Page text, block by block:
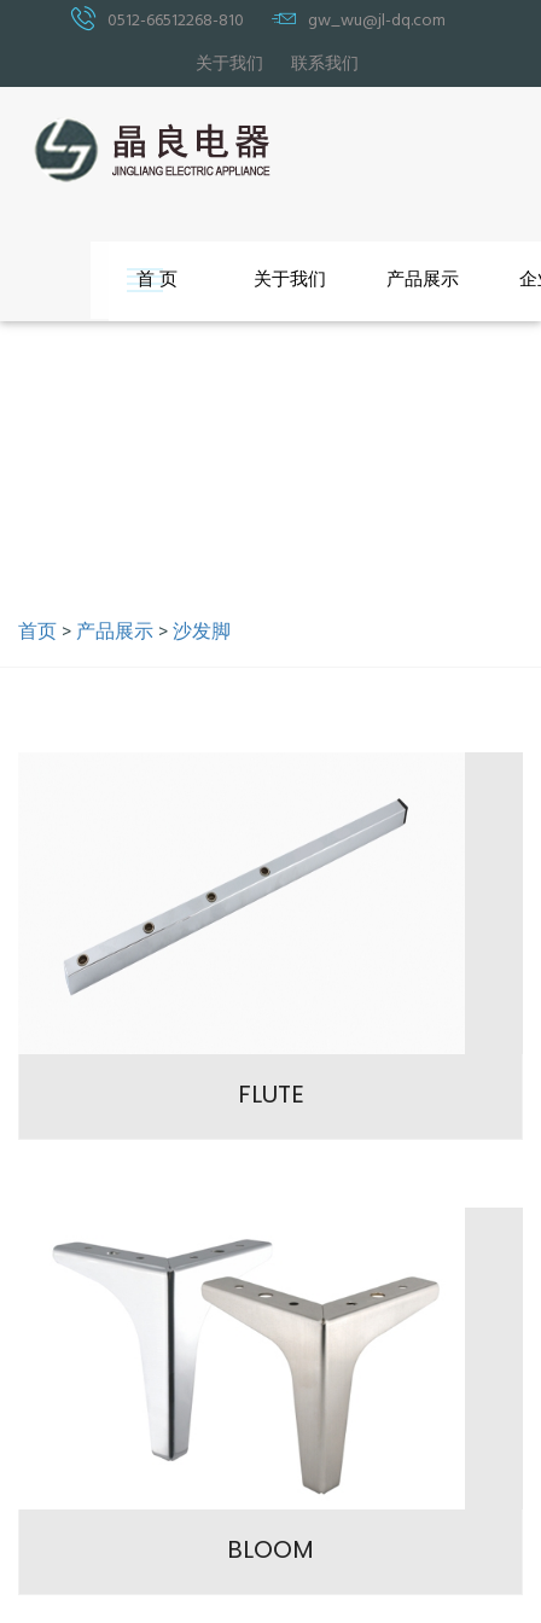
0512-66512268-810
gw_wu@jl-dq.com
关于我们
联系我们
首 页 关于我们 产品展示
首页>产品展示>沙发脚
FLUTE
BLOOM